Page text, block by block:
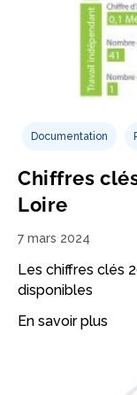
Documentation
Chiffres
Loire
7 mars 2024
Les chiffres clés
disponibles
En savoir plus